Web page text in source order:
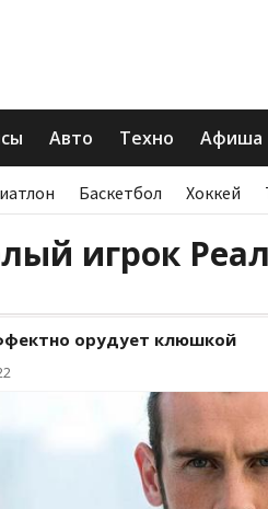
Авто Техно Афиша
Баскетбол Хоккей
игрок
орудует клюшкой